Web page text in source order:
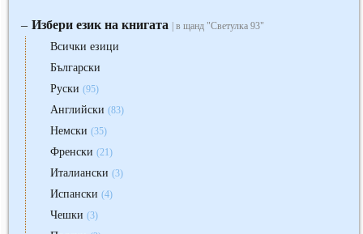
‒ Избери език на книгата | в щанд "Светулка 93"
Всички езици
Български
Руски (95)
Английски (83)
Немски (35)
Френски (21)
Италиански (3)
Испански (4)
Чешки (3)